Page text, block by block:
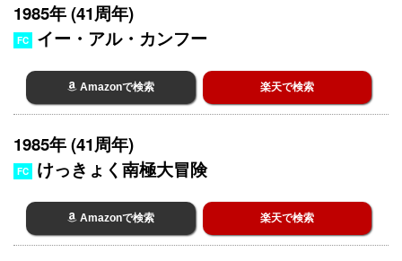
1985年 (41周年)
FC イー・アル・カンフー
Amazonで検索 楽天で検索
1985年 (41周年)
FC けっきょく南極大冒険
Amazonで検索 楽天で検索